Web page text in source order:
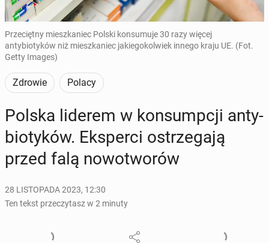
Przeciętny mieszkaniec Polski konsumuje 30 razy więcej
antybiotyków niż mieszkaniec jakiegokolwiek innego kraju UE. (Fot.
Getty Images)
Zdrowie Polacy
Polska liderem w kon­sump­cji an­ty­
bio­ty­ków. Eks­per­ci ostrze­ga­ją
przed falą no­wo­two­rów
28 LISTOPADA 2023, 12:30
Ten tekst przeczytasz w 2 minuty